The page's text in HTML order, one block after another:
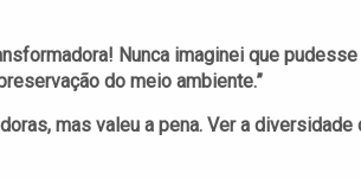
Nunca imaginei que
do meio ambiente.”
mas valeu a pena. Ver a